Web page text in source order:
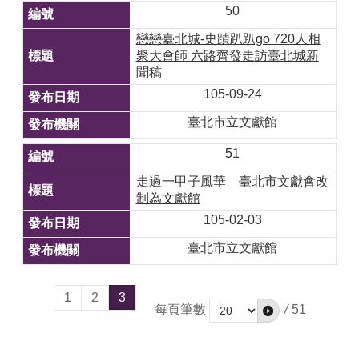
50
戀戀臺北城-史蹟趴趴go 720人相
聚大會師 六路齊發走訪臺北城新
聞稿
105-09-24
臺北市立文獻館
51
走過一甲子風華 臺北市文獻會改
制為文獻館
105-02-03
臺北市立文獻館
1 2
3
每頁筆數
/ 51